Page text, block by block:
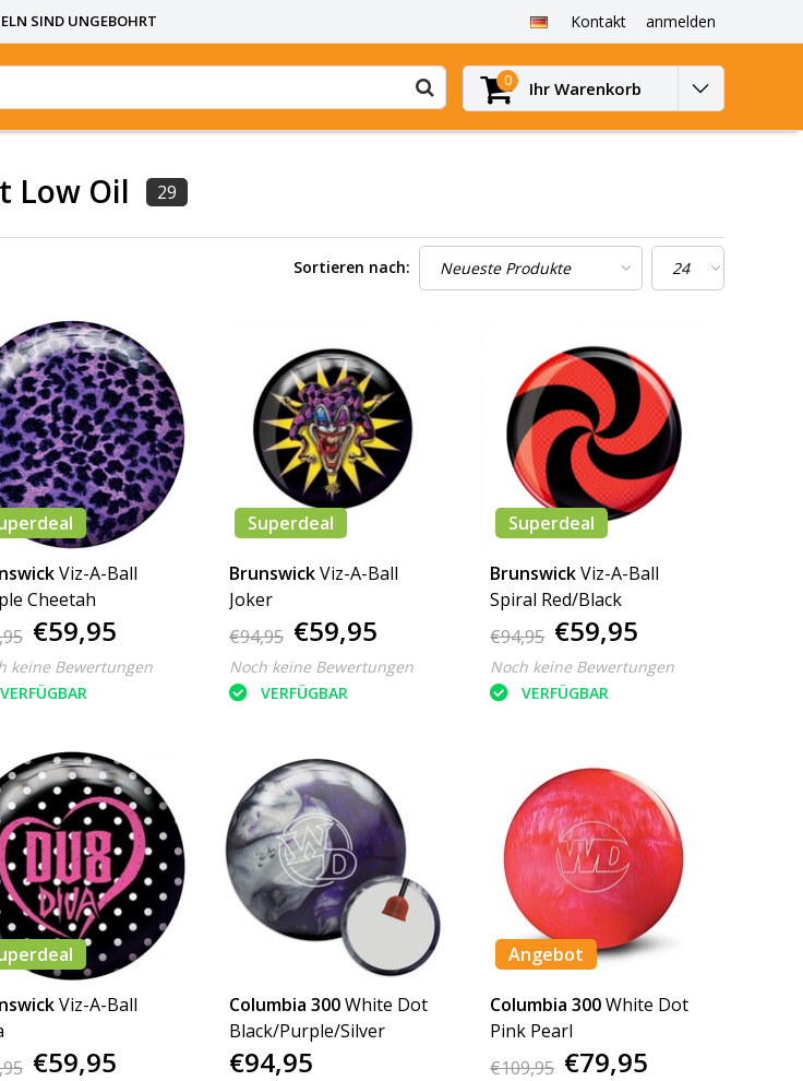
SIND UNGEBOHRT Kontakt anmelden
0 Ihr Warenkorb
Low Oil 29
Sortieren nach:
Viz-A-Ball
Cheetah
€59,95
keine Bewertungen
VERFÜGBAR
Superdeal
BrunswickViz-A-Ball
Joker
€94,95 €59,95
Noch keine Bewertungen
VERFÜGBAR
Superdeal
BrunswickViz-A-Ball
Spiral Red/Black
€94,95 €59,95
Noch keine Bewertungen
VERFÜGBAR
Viz-A-Ball
€59,95
Columbia 300White Dot
Black/Purple/Silver
€94,95
Angebot
Columbia 300White Dot
Pink Pearl
€109,95 €79,95